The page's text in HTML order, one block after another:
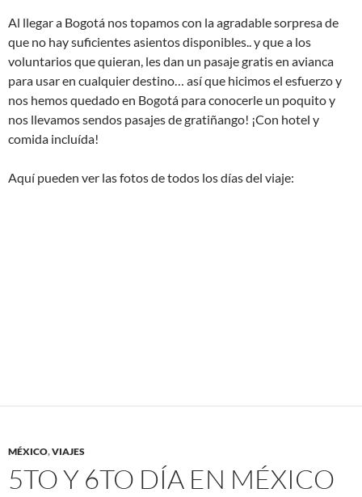
Al llegar a Bogotá nos topamos con la agradable sorpresa de
que no hay suficientes asientos disponibles.. y que a los
voluntarios que quieran, les dan un pasaje gratis en avianca
para usar en cualquier destino… así que hicimos el esfuerzo y
nos hemos quedado en Bogotá para conocerle un poquito y
nos llevamos sendos pasajes de gratiñango! ¡Con hotel y
comida incluída!
Aquí pueden ver las fotos de todos los días del viaje:
MÉXICO,VIAJES
5TO Y 6TO DÍA EN MÉXICO